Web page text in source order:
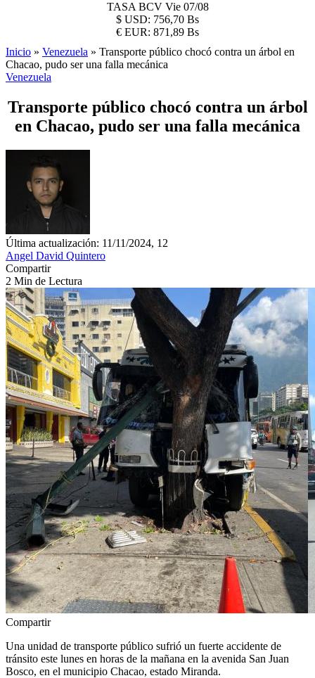
TASA BCV Vie 07/08
$ USD: 756,70 Bs
€ EUR: 871,89 Bs
Inicio » Venezuela » Transporte público chocó contra un árbol en
Chacao, pudo ser una falla mecánica
Venezuela
Transporte público chocó contra un árbol
en Chacao, pudo ser una falla mecánica
Última actualización: 11/11/2024, 12
Angel David Quintero
Compartir
2 Min de Lectura
Compartir
Una unidad de transporte público sufrió un fuerte accidente de
tránsito este lunes en horas de la mañana en la avenida San Juan
Bosco, en el municipio Chacao, estado Miranda.